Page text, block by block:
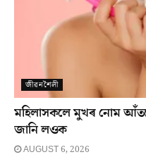
জীৱনশৈলী
মহিলাসকলে মুখৰ নোম
জানি লওক
AUGUST 6, 2026